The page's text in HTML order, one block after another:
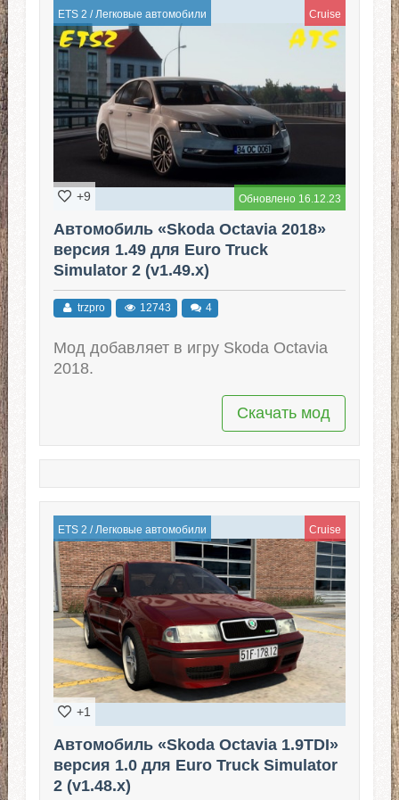
ETS 2 / Легковые автомобили Cruise
Обновлено 16.12.23
+9
Автомобиль «Skoda Octavia 2018»
версия 1.49 для Euro Truck
Simulator 2 (v1.49.x)
trzpro 12743 4
Мод добавляет в игру Skoda Octavia
2018.
Скачать мод
ETS 2 / Легковые автомобили Cruise
+1
Автомобиль «Skoda Octavia 1.9TDI»
версия 1.0 для Euro Truck Simulator
2 (v1.48.x)